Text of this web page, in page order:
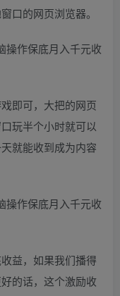
口的网页浏览器。
即可，大把的网页
玩半个小时就可以
就能收到成为内容
益，如果我们播得
的话，这个激励收